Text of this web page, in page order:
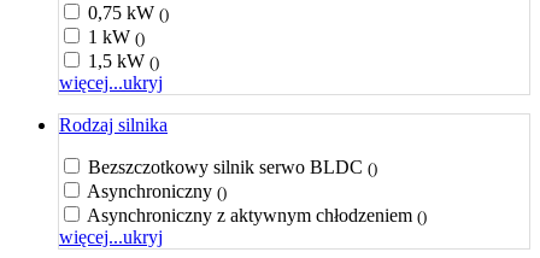
0,75 kW ()
1 kW ()
1,5 kW ()
więcej...ukryj
Rodzaj silnika
Bezszczotkowy silnik serwo BLDC ()
Asynchroniczny ()
Asynchroniczny z aktywnym chłodzeniem ()
więcej...ukryj